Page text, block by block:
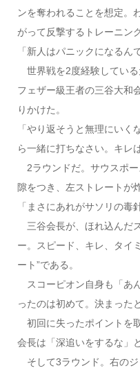
ンを奪われることを想定。
がって反撃するトレーニン
「新人はパニックになるん
世界戦を2度経験してい
フェザー級王者の三谷大和
りかけた。
「やり返そうと無理にい
ら一緒に打ちなさい。キレ
2ラウンドだ。サウスポ
隙をつき、左ストレートが
「まさにあれがサソリの毒
三谷会長が、ほれ込んだ
ー。スピード、キレ、タイ
ート”である。
スコーピオン自身も「あ
ったのは初めて。決まった
初回に失ったポイントを
会長は「深追いをするな」
そして3ラウンド。右の